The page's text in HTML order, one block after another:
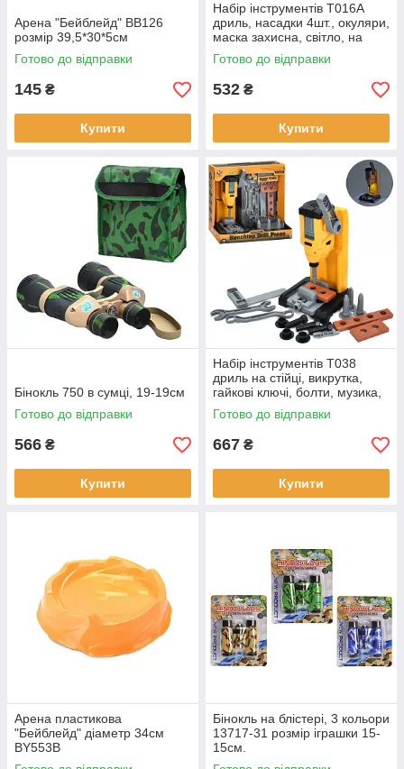
Арена "Бейблейд" BB126
розмір 39,5*30*5см
Готово до відправки
145 ₴
Купити
Набір iнструментів T016A
дриль, насадки 4шт., окуляри,
маска захисна, світло, на
батарейках 3 АА, в коробці,
32,5-23,5-6,5см.
Готово до відправки
532 ₴
Купити
Бінокль 750 в сумці, 19-19см
Готово до відправки
566 ₴
Купити
Набір інструментів T038
дриль на стійці, викрутка,
гайкові ключі, болти, музика,
світло, на батарейках.
Готово до відправки
667 ₴
Купити
Арена пластикова
"Бейблейд" діаметр 34см
BY553B
Бінокль на блістері, 3 кольори
13717-31 розмір іграшки 15-
15см.